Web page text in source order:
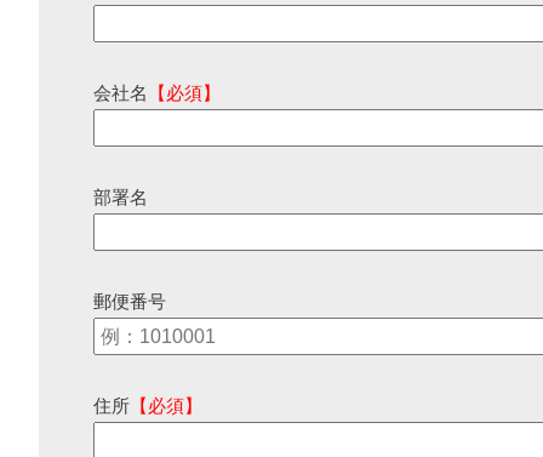
会社名 【必須】
部署名
郵便番号
住所 【必須】